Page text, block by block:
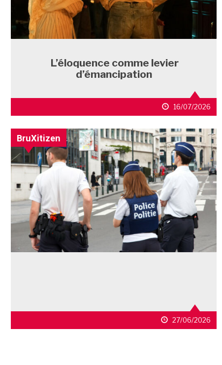
L’éloquence comme levier
d’émancipation
16/07/2026
BruXitizen
27/06/2026